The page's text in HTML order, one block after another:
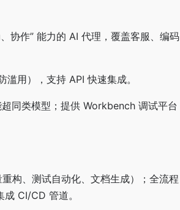
协作” 能力的 AI 代理，覆盖客服、编码
用），支持 API 快速集成。
同类模型；提供 Workbench 调试平台
构、测试自动化、文档生成）；全流程
CI/CD 管道。